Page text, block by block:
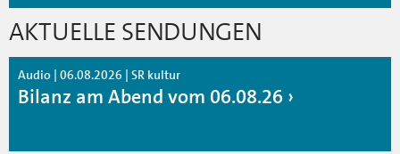
AKTUELLE SENDUNGEN
Audio | 06.08.2026 | SR kultur
Bilanz am Abend vom 06.08.26